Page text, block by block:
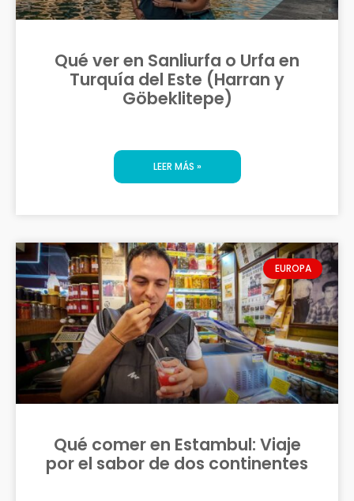
Qué ver en Sanliurfa o Urfa en
Turquía del Este (Harran y
Göbeklitepe)
LEER MÁS »
EUROPA
Qué comer en Estambul: Viaje
por el sabor de dos continentes